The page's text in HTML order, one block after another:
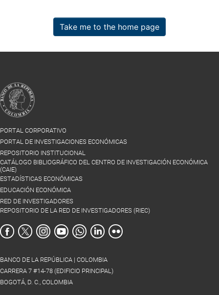
Take me to the home page
PORTAL CORPORATIVO
PORTAL DE INVESTIGACIONES ECONÓMICAS
REPOSITORIO INSTITUCIONAL
CATÁLOGO BIBLIOGRÁFICO DEL CENTRO DE INVESTIGACIÓN ECONÓMICA
(CAIE)
ESTADÍSTICAS ECONÓMICAS
EDUCACIÓN ECONÓMICA
RED DE INVESTIGADORES
REPOSITORIO DE LA RED DE INVESTIGADORES (RIEC)
BANCO DE LA REPÚBLICA | COLOMBIA
CARRERA 7 #14-78 (EDIFICIO PRINCIPAL)
BOGOTÁ, D. C., COLOMBIA